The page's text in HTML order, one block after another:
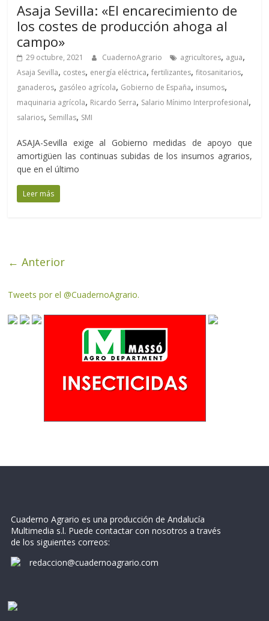
Asaja Sevilla: «El encarecimiento de
los costes de producción ahoga al
campo»
29 octubre, 2021 CuadernoAgrario agricultores, agua,
Asaja Sevilla, costes, energía eléctrica,fertilizantes,fitosanitarios,
ganaderos, gasóleo agrícola, Gobierno de España, insumos,
maquinaria agrícola, Ricardo Serra, Salario Mínimo Interprofesional,
salarios, Semillas, SMI
ASAJA-Sevilla exige al Gobierno medidas de apoyo que
amortigüen las continuas subidas de los insumos agrarios,
que en el último
Leer más
← Anterior
Tweets por el @CuadernoAgrario.
Cuaderno Agrario es una producción de Andalucía
Multimedia s.l. Puede contactar con nosotros a través
de los siguientes correos:
redaccion@cuadernoagrario.com